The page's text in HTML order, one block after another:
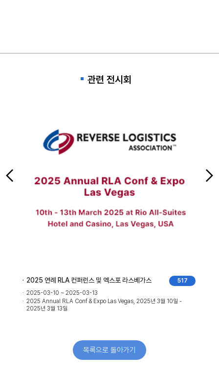
관련 전시회
517
2025 연례 RLA 컨퍼런스 및 엑스포 라스베가스
2025-03-10 ~ 2025-03-13
2025 Annual RLA Conf & Expo Las Vegas, 2025년 3월 10일 -
2025년 3월 13일
목록으로 돌아가기